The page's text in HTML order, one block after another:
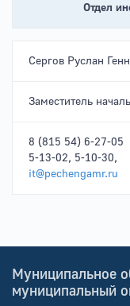
Отдел
Сергов Руслан
Заместитель
8 (815 54) 6-27-05
5-13-02, 5-10-30,
it@pechengamr.ru
Муниципальное
муниципальный